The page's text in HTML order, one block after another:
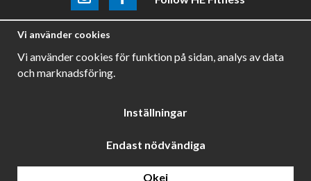
Be the firstto know aboutpromotions, news and training
Vi använder cookies
Vi använder cookies för funktion på sidan, analys av data
och marknadsföring.
Inställningar
Endast nödvändiga
Okej